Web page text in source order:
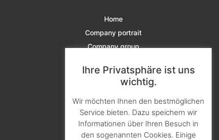
Home
Company portrait
Company group
Manufacturing
Kontakt & Ansprechpartner
Aktuelles & Presse
Karriere & Ausbildung
Downloads
Ihre Privatsphäre ist uns
wichtig.
Wir möchten Ihnen den bestmöglichen
Service bieten. Dazu speichern wir
Informationen über Ihren Besuch in
den sogenannten Cookies. Einige